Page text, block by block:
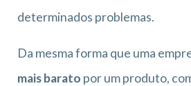
determinados problemas.
Da mesma forma que uma
mais barato por um produto,